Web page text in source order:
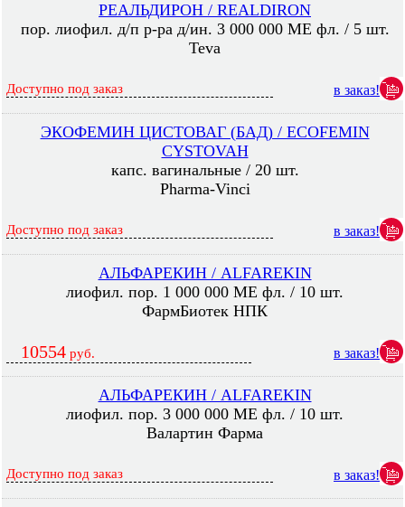
РЕАЛЬДИРОН / REALDIRON
пор. лиофил. д/п р-ра д/ин. 3 000 000 МЕ фл. / 5 шт.
Teva
Доступно под заказ в заказ!
ЭКОФЕМИН ЦИСТОВАГ (БАД) / ECOFEMIN
CYSTOVAH
капс. вагинальные / 20 шт.
Pharma-Vinci
Доступно под заказ в заказ!
АЛЬФАРЕКИН / ALFAREKIN
лиофил. пор. 1 000 000 МЕ фл. / 10 шт.
ФармБиотек НПК
10554 руб. в заказ!
АЛЬФАРЕКИН / ALFAREKIN
лиофил. пор. 3 000 000 МЕ фл. / 10 шт.
Валартин Фарма
Доступно под заказ в заказ!